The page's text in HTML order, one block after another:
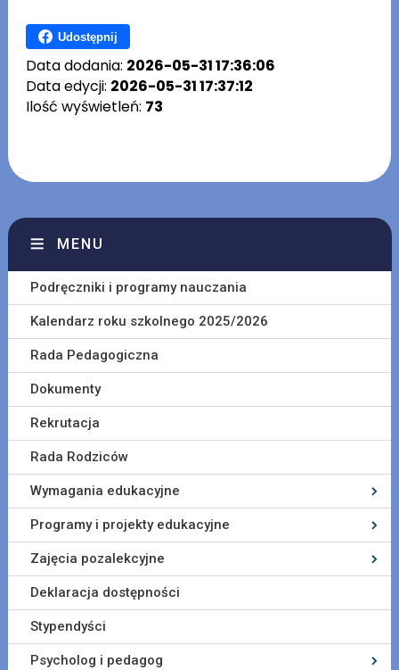
Udostępnij
Data dodania: 2026-05-31 17:36:06
Data edycji: 2026-05-31 17:37:12
Ilość wyświetleń: 73
MENU
Podręczniki i programy nauczania
Kalendarz roku szkolnego 2025/2026
Rada Pedagogiczna
Dokumenty
Rekrutacja
Rada Rodziców
Wymagania edukacyjne
Programy i projekty edukacyjne
Zajęcia pozalekcyjne
Deklaracja dostępności
Stypendyści
Psycholog i pedagog